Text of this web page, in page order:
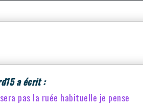
a écrit :
pas la ruée habituelle je pense